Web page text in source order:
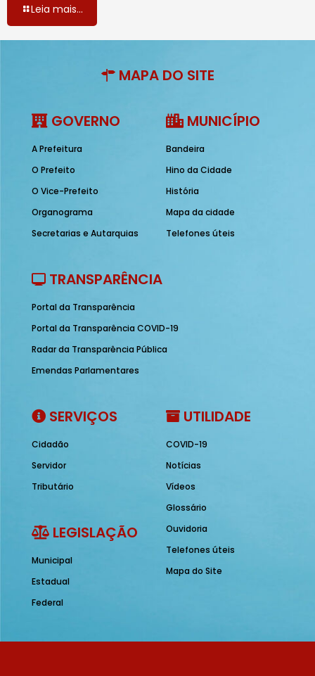
Leia mais...
MAPA DO SITE
GOVERNO
A Prefeitura
O Prefeito
O Vice-Prefeito
Organograma
Secretarias e Autarquias
MUNICÍPIO
Bandeira
Hino da Cidade
História
Mapa da cidade
Telefones úteis
TRANSPARÊNCIA
Portal da Transparência
Portal da Transparência COVID-19
Radar da Transparência Pública
Emendas Parlamentares
SERVIÇOS
Cidadão
Servidor
Tributário
LEGISLAÇÃO
Municipal
Estadual
Federal
UTILIDADE
COVID-19
Notícias
Vídeos
Glossário
Ouvidoria
Telefones úteis
Mapa do Site